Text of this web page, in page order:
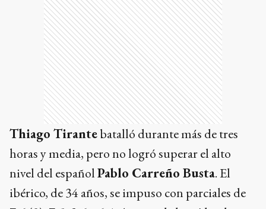
Thiago Tirantebatalló durante más de tres
horas y media, pero no logró superar el alto
nivel del españolPablo Carreño Busta. El
ibérico, de 34 años, se impuso con parciales de